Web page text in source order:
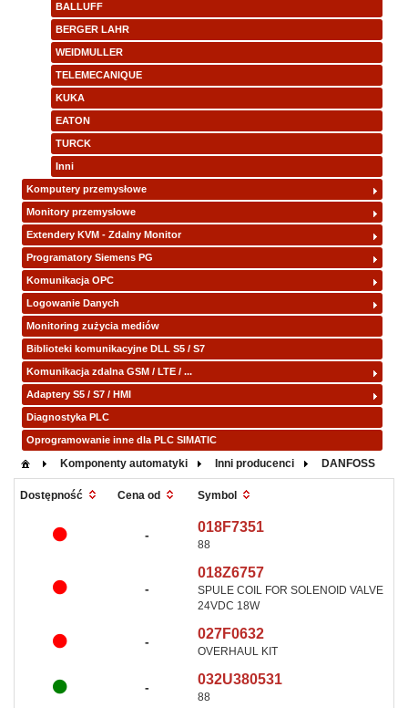
BALLUFF
BERGER LAHR
WEIDMULLER
TELEMECANIQUE
KUKA
EATON
TURCK
Inni
Komputery przemysłowe
Monitory przemysłowe
Extendery KVM - Zdalny Monitor
Programatory Siemens PG
Komunikacja OPC
Logowanie Danych
Monitoring zużycia mediów
Biblioteki komunikacyjne DLL S5 / S7
Komunikacja zdalna GSM / LTE / ...
Adaptery S5 / S7 / HMI
Diagnostyka PLC
Oprogramowanie inne dla PLC SIMATIC
Komponenty automatyki Inni producenci DANFOSS
Dostępność Cena od Symbol
- 018F7351
88
-
018Z6757
SPULE COIL FOR SOLENOID VALVE
24VDC 18W
- 027F0632
OVERHAUL KIT
- 032U380531
88